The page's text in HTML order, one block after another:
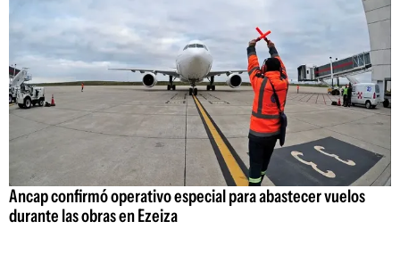
Ancap confirmó operativo especial para abastecer vuelos
durante las obras en Ezeiza